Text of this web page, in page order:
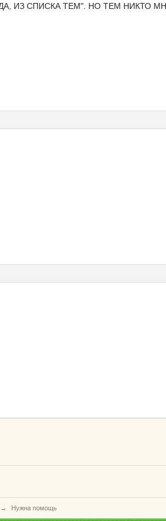
ИЗ СПИСКА ТЕМ". НО ТЕМ
→ Нужна помощь